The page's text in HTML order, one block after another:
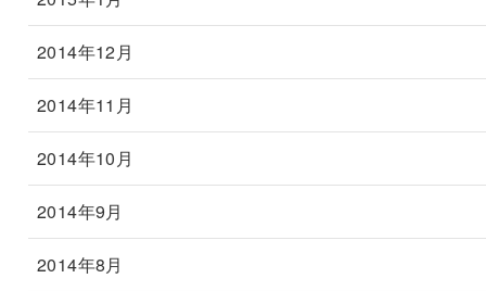
2014年12月
2014年11月
2014年10月
2014年9月
2014年8月